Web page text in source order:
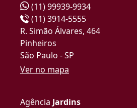
(11) 99939-9934
(11) 3914-5555
R. Simão Álvares, 464
Pinheiros
São Paulo - SP
Ver no mapa
Agência Jardins